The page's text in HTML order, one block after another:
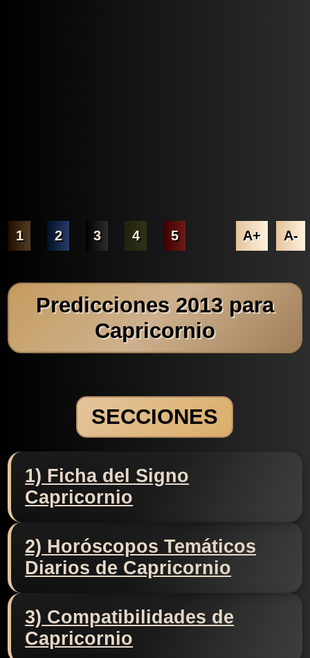
1 2 3 4 5 A+ A-
Predicciones 2013 para
Capricornio
SECCIONES
1) Ficha del Signo
Capricornio
2) Horóscopos Temáticos
Diarios de Capricornio
3) Compatibilidades de
Capricornio